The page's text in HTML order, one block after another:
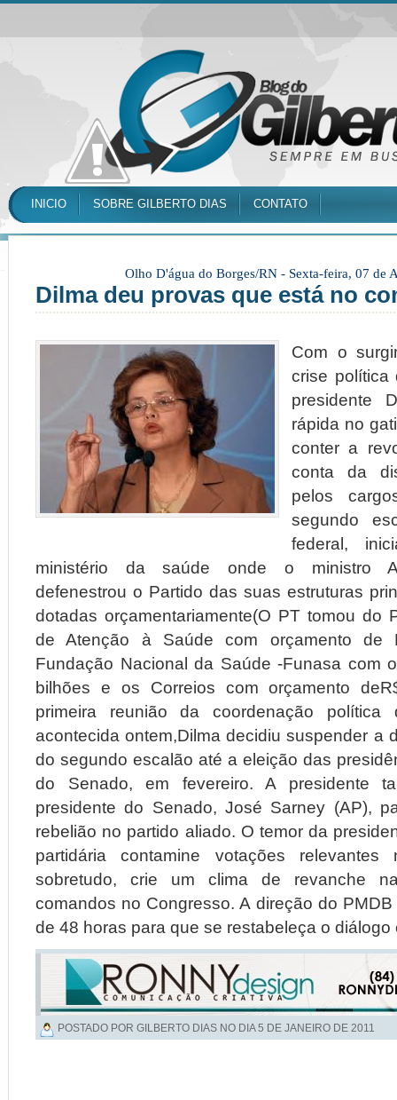
INICIO SOBRE GILBERTO DIAS CONTATO
Olho D'água do Borges/RN - Sexta-feira, 07 de
Dilma deu provas que está no
Com o
crise política
presidente
rápida no
conter a
conta da
pelos
segundo
federal,
ministério da saúde onde o ministro
defenestrou o Partido das suas estruturas
dotadas orçamentariamente(O PT tomou do
de Atenção à Saúde com orçamento de
Fundação Nacional da Saúde -Funasa com
bilhões e os Correios com orçamento
primeira reunião da coordenação política
acontecida ontem,Dilma decidiu suspender a
do segundo escalão até a eleição das
do Senado, em fevereiro. A presidente
presidente do Senado, José Sarney (AP),
rebelião no partido aliado. O temor da
partidária contamine votações
sobretudo, crie um clima de revanche
comandos no Congresso. A direção do
de 48 horas para que se restabeleça o diálogo
POSTADO POR GILBERTO DIAS NO DIA5 DE JANEIRO DE 2011